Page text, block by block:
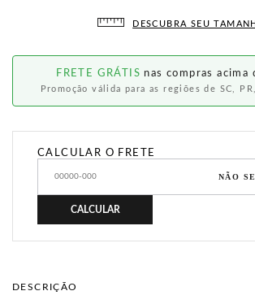
DESCUBRA SEU
FRETE GRÁTIS nas compras acima
Promoção válida para as regiões de SC,
CALCULAR O FRETE
NÃO
CALCULAR
DESCRIÇÃO